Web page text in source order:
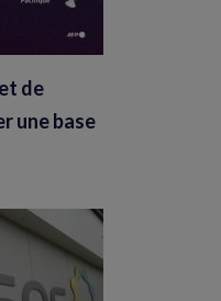
de
une base